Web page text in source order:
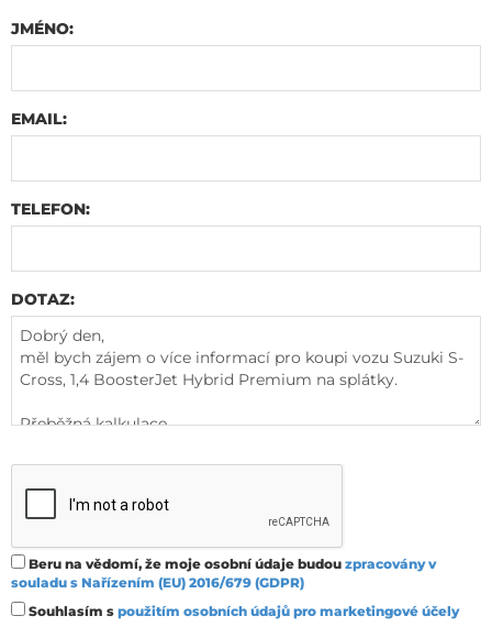
JMÉNO:
EMAIL:
TELEFON:
DOTAZ:
Beru na vědomí, že moje osobní údaje budou zpracovány v
souladu s Nařízením (EU) 2016/679 (GDPR)
Souhlasím s použitím osobních údajů pro marketingové účely